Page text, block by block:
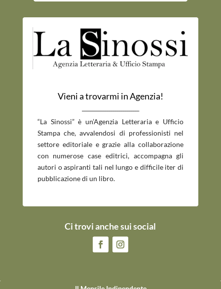
Vieni a trovarmi in Agenzia!
“La Sinossi” è un’Agenzia Letteraria e Ufficio
Stampa che, avvalendosi di professionisti nel
settore editoriale e grazie alla collaborazione
con numerose case editrici, accompagna gli
autori o aspiranti tali nel lungo e difficile iter di
pubblicazione di un libro.
Ci trovi anche sui social